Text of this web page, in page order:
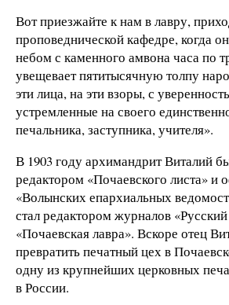
Вот приезжайте к нам в лавру,
проповеднической кафедре, когда
небом с каменного амвона часа по
увещевает пятитысячную толпу
эти лица, на эти взоры, с
устремленные на своего
печальника, заступника, учителя».
В 1903 году архимандрит Виталий
редактором «Почаевского листа» и
«Волынских епархиальных
стал редактором журналов
«Почаевская лавра». Вскоре отец
превратить печатный цех в
одну из крупнейших церковных
в России.